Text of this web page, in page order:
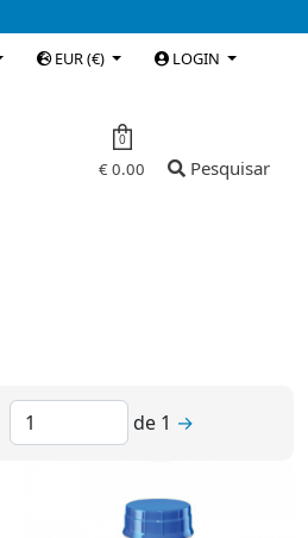
EUR (€) LOGIN
0
€ 0.00 Pesquisar
de 1 →